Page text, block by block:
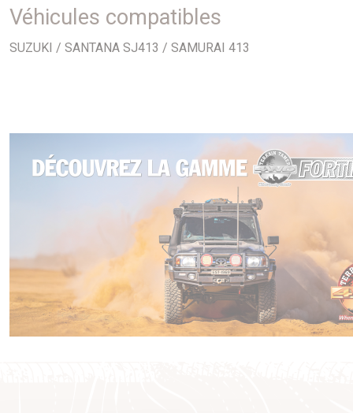
Suzuki japonais - Diamètre 190mm - 20 Cannelures
Véhicules compatibles
SUZUKI / SANTANA SJ413 / SAMURAI 413